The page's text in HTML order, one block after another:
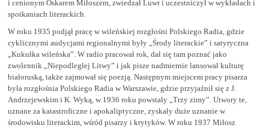
i cenionym Oskarem Miłoszem, zwiedzał Luwr i uczestniczył w wykładach i
spotkaniach literackich.
W roku 1935 podjął pracę w wileńskiej rozgłośni Polskiego Radia, gdzie
cyklicznymi audycjami regionalnymi były „Środy literackie” i satyryczna
„Kukułka wileńska”. W radio pracował rok, dał się tam poznać jako
zwolennik „Niepodległej Litwy” i jak pisze nadmiernie lansował kulturę
białoruską, także zajmował się poezją. Następnym miejscem pracy pisarza
była rozgłośnia Polskiego Radia w Warszawie, gdzie przyjaźnił się z J.
Andrzejewskim i K. Wyką, w 1936 roku powstały „Trzy zimy”. Utwory te,
uznane za katastroficzne i apokaliptyczne, zyskały duże uznanie w
środowisku literackim, wśród pisarzy i krytyków. W roku 1937 Miłosz